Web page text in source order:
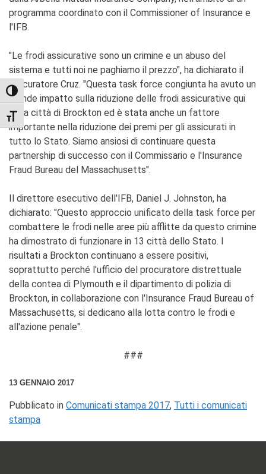
TOGGLE HIGH CONTRAST
TOGGLE FONT SIZE
programma coordinato con il Commissioner of Insurance e
l'IFB.
"Le frodi assicurative sono un crimine e un abuso del
sistema e tutti noi ne paghiamo il prezzo", ha dichiarato il
procuratore Cruz. "Questa task force congiunta ha avuto un
grande impatto sulla riduzione delle frodi assicurative qui
nella città di Brockton ed è stata anche un fattore
importante nella riduzione dei premi per gli assicurati in
tutto lo Stato. Siamo ansiosi di continuare questa
partnership di successo con il Commissario e l'Insurance
Fraud Bureau del Massachusetts".
Il direttore esecutivo dell'IFB, Daniel J. Johnston, ha
dichiarato: "Questo approccio unificato della task force per
combattere le frodi nelle aree più afflitte da questo crimine
ha dimostrato di funzionare in 13 città dello Stato. I
risultati a Brockton continuano a essere positivi,
soprattutto perché l'ufficio del procuratore distrettuale
della contea di Plymouth e il dipartimento di polizia di
Brockton, in collaborazione con l'Insurance Fraud Bureau of
Massachusetts, si dedicano alla lotta contro le frodi e
all'azione penale".
###
13 GENNAIO 2017
Pubblicato in Comunicati stampa 2017, Tutti i comunicati
stampa